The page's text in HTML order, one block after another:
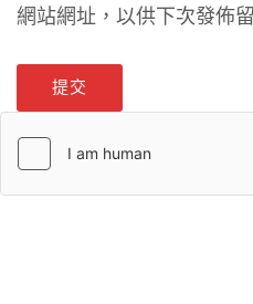
網站網址，以供下次發佈